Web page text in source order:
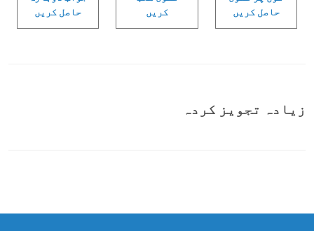
حاصل کریں
کریں
حاصل کریں
زیادہ تجویز کردہ